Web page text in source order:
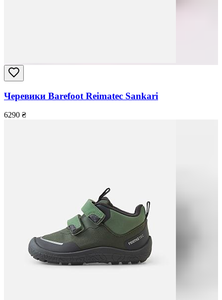
Черевики Barefoot Reimatec Sankari
6290 ₴